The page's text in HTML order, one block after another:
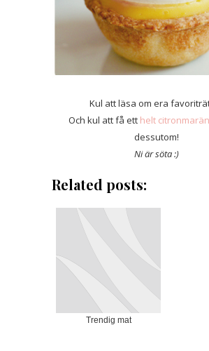
Kul att läsa om era
Och kul att få ett helt
dessutom!
Ni är söta:)
Related posts:
Trendig mat